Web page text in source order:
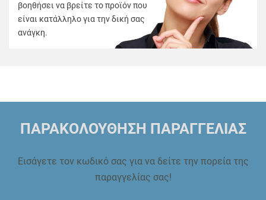
βοηθήσει να βρείτε το προϊόν που
είναι κατάλληλο για την δική σας
ανάγκη.
ΠΑΡΑΚΟΛΟΥΘΗΣΗ ΠΑΡΑΓΓΕΛΙΑΣ
Εισάγετε τον κωδικό σας για να δείτε την πορεία της
παραγγελίας σας!